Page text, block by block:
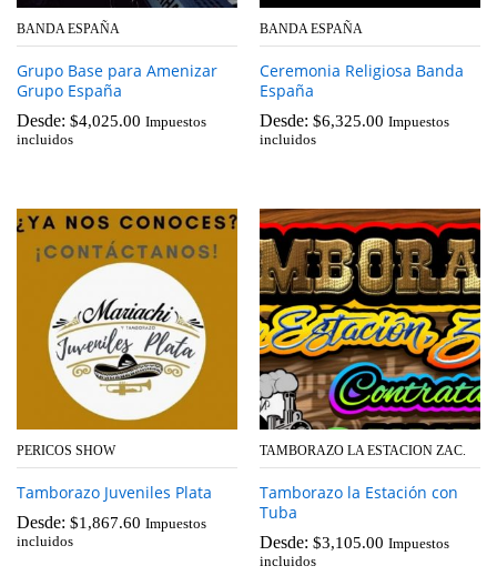
BANDA ESPAÑA
Grupo Base para Amenizar
Grupo España
Desde: $4,025.00 Impuestos
incluidos
BANDA ESPAÑA
Ceremonia Religiosa Banda
España
Desde: $6,325.00 Impuestos
incluidos
PERICOS SHOW
Tamborazo Juveniles Plata
Desde: $1,867.60 Impuestos
incluidos
TAMBORAZO LA ESTACION ZAC.
Tamborazo la Estación con
Tuba
Desde: $3,105.00 Impuestos
incluidos